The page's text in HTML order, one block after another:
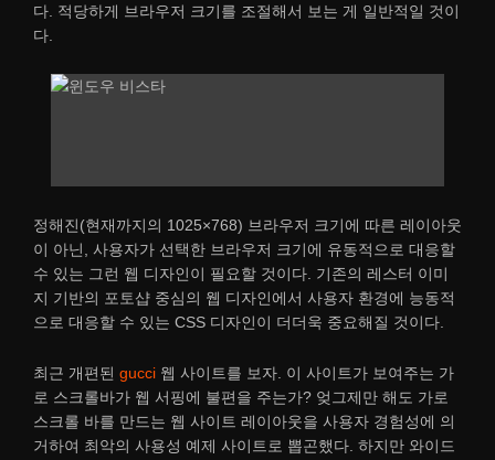
다. 적당하게 브라우저 크기를 조절해서 보는 게 일반적일 것이
다.
정해진(현재까지의 1025×768) 브라우저 크기에 따른 레이아웃
이 아닌, 사용자가 선택한 브라우저 크기에 유동적으로 대응할
수 있는 그런 웹 디자인이 필요할 것이다. 기존의 레스터 이미
지 기반의 포토샵 중심의 웹 디자인에서 사용자 환경에 능동적
으로 대응할 수 있는 CSS 디자인이 더더욱 중요해질 것이다.
최근 개편된 gucci 웹 사이트를 보자. 이 사이트가 보여주는 가
로 스크롤바가 웹 서핑에 불편을 주는가? 엊그제만 해도 가로
스크롤 바를 만드는 웹 사이트 레이아웃을 사용자 경험성에 의
거하여 최악의 사용성 예제 사이트로 뽑곤했다. 하지만 와이드